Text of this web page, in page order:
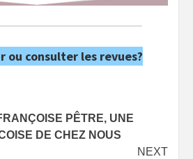
ou consulter les revues?
PÊTRE, UNE
DE CHEZ NOUS
NEXT